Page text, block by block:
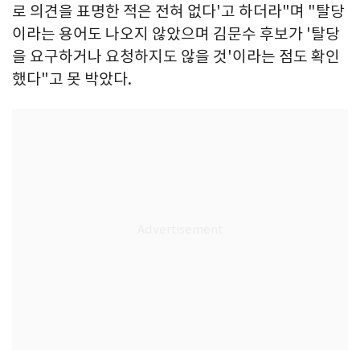
로 의견을 표명한 적은 전혀 없다'고 하더라"며 "탈당
이라는 용어도 나오지 않았으며 김문수 후보가 '탈당
을 요구하거나 요청하지도 않을 것'이라는 점도 확인
했다"고 못 박았다.